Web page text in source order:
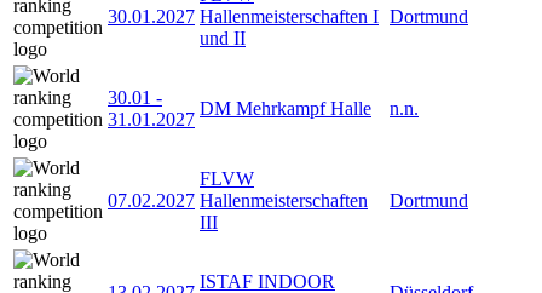
30.01.2027 Hallenmeisterschaften I
und II
Dortmund
30.01 -
31.01.2027
DM Mehrkampf Halle n.n.
07.02.2027
FLVW
Hallenmeisterschaften
III
Dortmund
ISTAF INDOOR